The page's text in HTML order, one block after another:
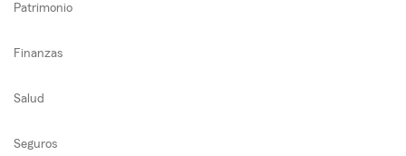
Patrimonio
Finanzas
Salud
Seguros